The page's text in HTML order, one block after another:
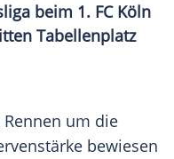
beim 1. FC Köln
Tabellenplatz
um die
bewiesen